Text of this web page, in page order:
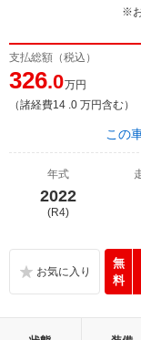
※
支払総額（税込）
326.0万円
（諸経費14 .0 万円含む）
この
年式
2022
(R4)
無
料